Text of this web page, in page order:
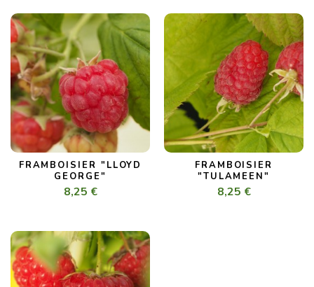
FRAMBOISIER "LLOYD
GEORGE"
8,25 €
FRAMBOISIER
"TULAMEEN"
8,25 €